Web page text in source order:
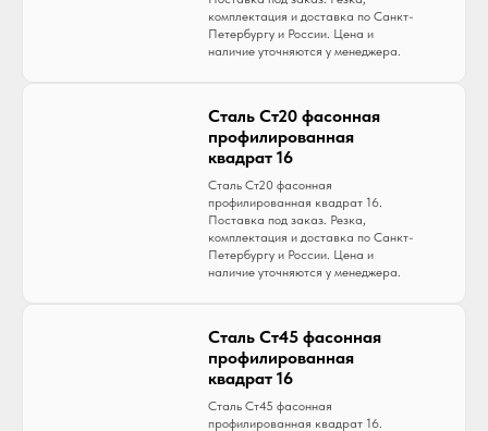
комплектация и доставка по Санкт-
Петербургу и России. Цена и
наличие уточняются у менеджера.
Сталь Ст20 фасонная
профилированная
квадрат 16
Сталь Ст20 фасонная
профилированная квадрат 16.
Поставка под заказ. Резка,
комплектация и доставка по Санкт-
Петербургу и России. Цена и
наличие уточняются у менеджера.
Сталь Ст45 фасонная
профилированная
квадрат 16
Сталь Ст45 фасонная
профилированная квадрат 16.